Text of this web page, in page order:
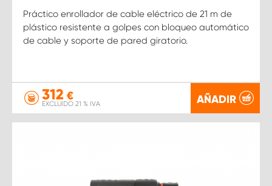
Práctico enrollador de cable eléctrico de 21 m de
plástico resistente a golpes con bloqueo automático
de cable y soporte de pared giratorio.
312 €
EXCLUIDO 21 % IVA AÑADIR